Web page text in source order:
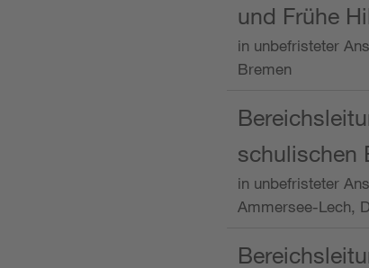
und Frühe
in unbefristeter
Bremen
schulischen
in unbefristeter
Ammersee-Lech,